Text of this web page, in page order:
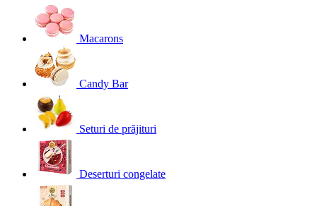
Macarons
Candy Bar
Seturi de prăjituri
Deserturi congelate